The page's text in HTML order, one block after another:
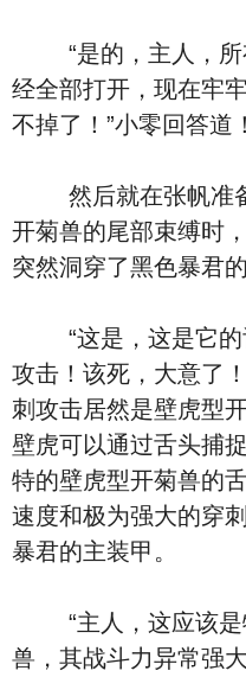
“是的，主人，所
经全部打开，现在牢
不掉了！”小零回答道！
然后就在张帆准备
开菊兽的尾部束缚时
突然洞穿了黑色暴君的
“这是，这是它的
攻击！该死，大意了
刺攻击居然是壁虎型
壁虎可以通过舌头捕
特的壁虎型开菊兽的
速度和极为强大的穿
暴君的主装甲。
“主人，这应该是
兽，其战斗力异常强